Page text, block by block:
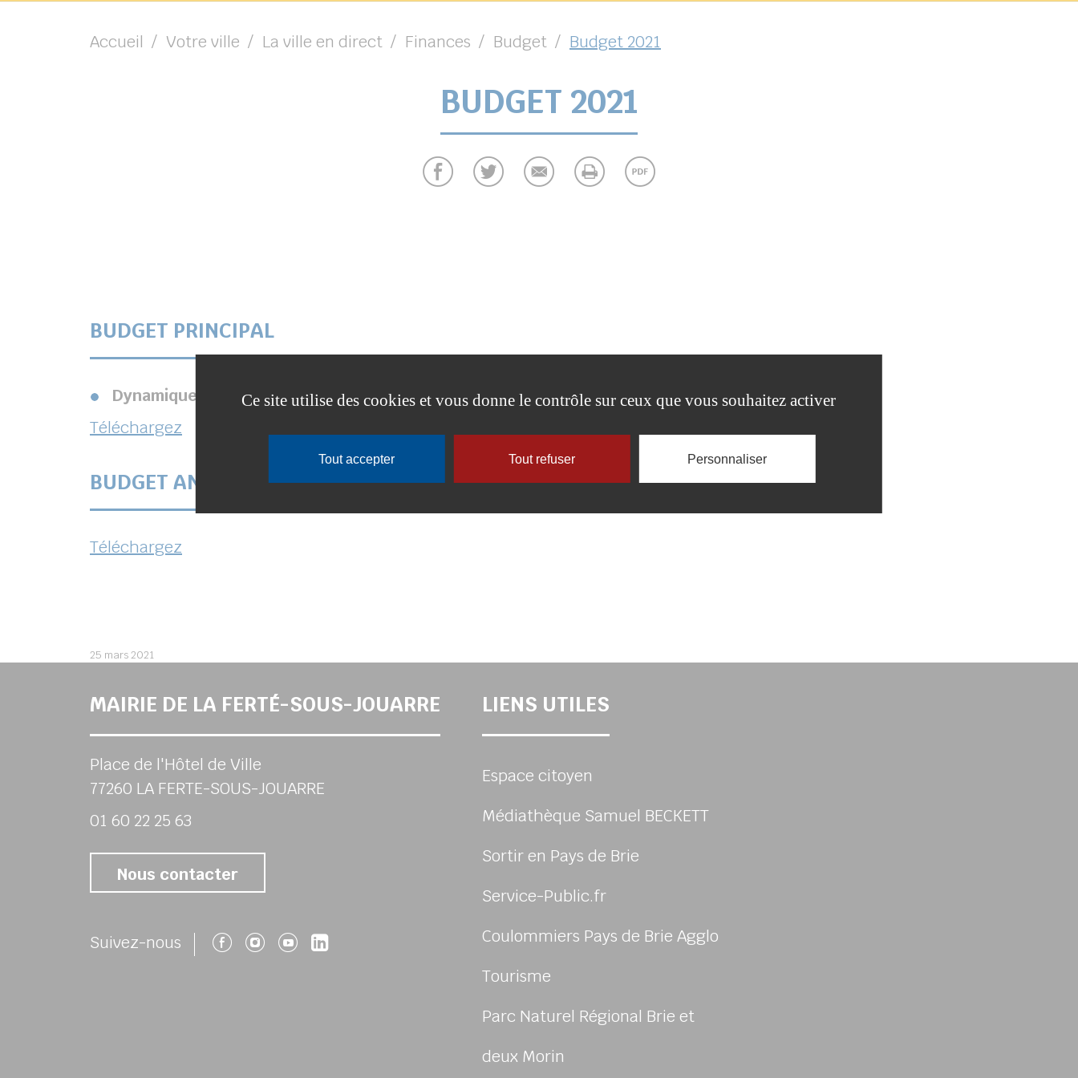
Accueil Votre ville La ville en direct Finances Budget Budget 2021
BUDGET 2021
BUDGET PRINCIPAL
Dynamique et ambitieux !Lire l’article
Téléchargez
BUDGET ANNEXE : LEGS DUBURCQ
Téléchargez
25 mars 2021
MAIRIE DE LA FERTÉ-SOUS-JOUARRE
Place de l'Hôtel de Ville
77260 LA FERTE-SOUS-JOUARRE
01 60 22 25 63
Nous contacter
Suivez-nous Suivez-nous sur Facebook
Suivez-nous sur Instagram
Suivez-nous sur Youtube
Suivez-nous sur Linkedin
LIENS UTILES
Espace citoyen
Médiathèque Samuel BECKETT
Sortir en Pays de Brie
Service-Public.fr
Coulommiers Pays de Brie Agglo
Tourisme
Parc Naturel Régional Brie et
deux Morin
Ce site utilise des cookies et vous donne le contrôle sur ceux que vous souhaitez activer
Tout accepter Tout refuser Personnaliser